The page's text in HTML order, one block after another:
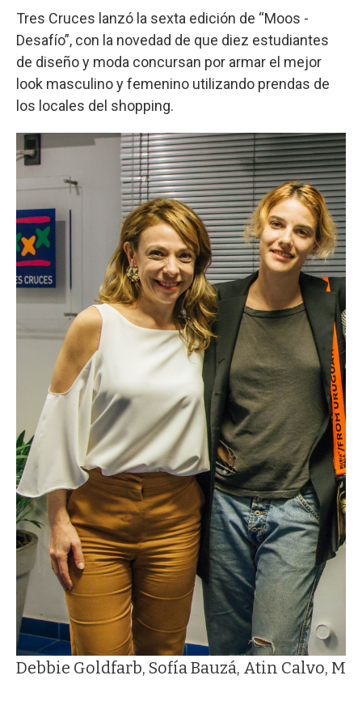
Tres Cruces lanzó la sexta edición de “Moos -
Desafío”, con la novedad de que diez estudiantes
de diseño y moda concursan por armar el mejor
look masculino y femenino utilizando prendas de
los locales del shopping.
Debbie Goldfarb, Sofía Bauzá, Atin Calvo,